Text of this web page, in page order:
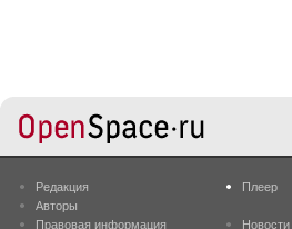
Редакция
Авторы
Правовая информация
Плеер
Новости